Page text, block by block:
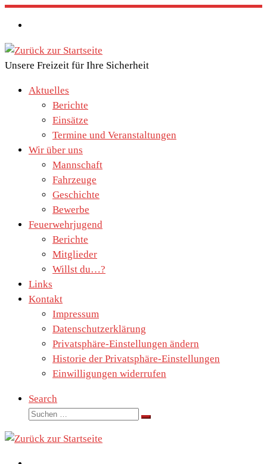
Zum
Inhalt
springen
Unsere Freizeit für Ihre Sicherheit
Aktuelles
Berichte
Einsätze
Termine und Veranstaltungen
Wir über uns
Mannschaft
Fahrzeuge
Geschichte
Bewerbe
Feuerwehrjugend
Berichte
Mitglieder
Willst du…?
Links
Kontakt
Impressum
Datenschutzerklärung
Privatsphäre-Einstellungen ändern
Historie der Privatsphäre-Einstellungen
Einwilligungen widerrufen
Search
Suche
Suchen …